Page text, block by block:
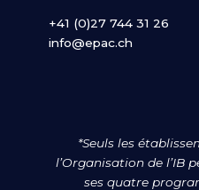
+41 (0)27 744 31 26
info@epac.ch
*Seuls les
l’Organisation de l’IB
ses quatre